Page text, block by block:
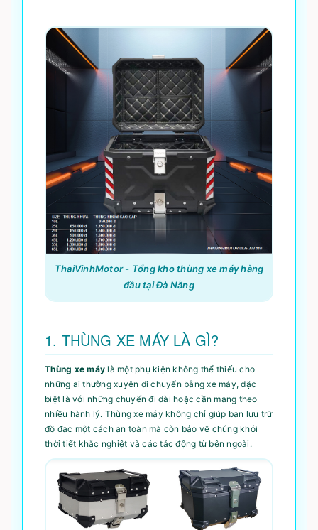
ThaiVinhMotor - Tổng kho thùng xe máy hàng
đầu tại Đà Nẵng
1. THÙNG XE MÁY LÀ GÌ?
Thùng xe máy là một phụ kiện không thể thiếu cho
những ai thường xuyên di chuyển bằng xe máy, đặc
biệt là với những chuyến đi dài hoặc cần mang theo
nhiều hành lý. Thùng xe máy không chỉ giúp bạn lưu trữ
đồ đạc một cách an toàn mà còn bảo vệ chúng khỏi
thời tiết khắc nghiệt và các tác động từ bên ngoài.